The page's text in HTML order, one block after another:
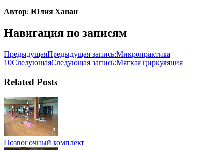
Автор: Юлия Ханан
Навигация по записям
ПредыдущаяПредыдущая запись:Микропрактика
10СледующаяСледующая запись:Мягкая циркуляция
Related Posts
Позвоночный комплект